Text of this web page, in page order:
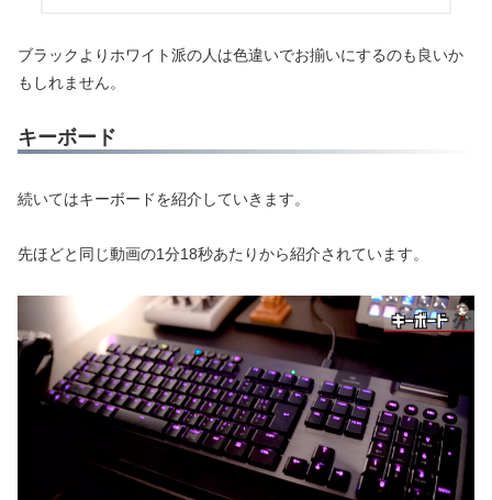
ブラックよりホワイト派の人は色違いでお揃いにするのも良いか
もしれません。
キーボード
続いてはキーボードを紹介していきます。
先ほどと同じ動画の1分18秒あたりから紹介されています。